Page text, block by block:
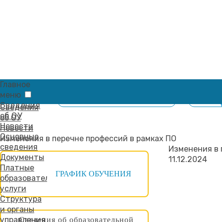
Главное
меню
Сведения
об ОУ
Новости
Основные
сведения
Документы
Платные
образовательные
услуги
Структура
и органы
управления
Главная
Сведения
об ОУ
Новости
Изменения в перечне профессий в рамках ПО
Изменения в
11.12.2024
ГРАФИК ОБУЧЕНИЯ
Сведения об образовательной